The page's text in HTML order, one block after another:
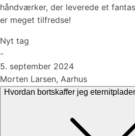
håndværker, der leverede et
er meget tilfredse!
Nyt tag
-
5. september 2024
Morten Larsen, Aarhus
Hvordan bortskaffer jeg